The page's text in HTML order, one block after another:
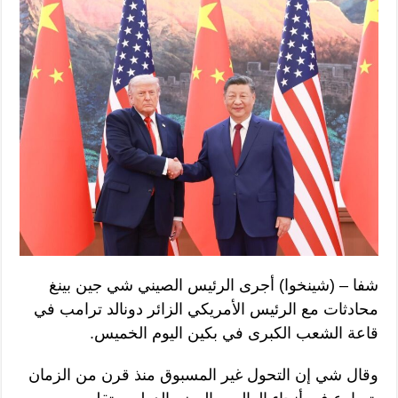
شفا – (شينخوا) أجرى الرئيس الصيني شي جين بينغ
محادثات مع الرئيس الأمريكي الزائر دونالد ترامب في
قاعة الشعب الكبرى في بكين اليوم الخميس.
وقال شي إن التحول غير المسبوق منذ قرن من الزمان